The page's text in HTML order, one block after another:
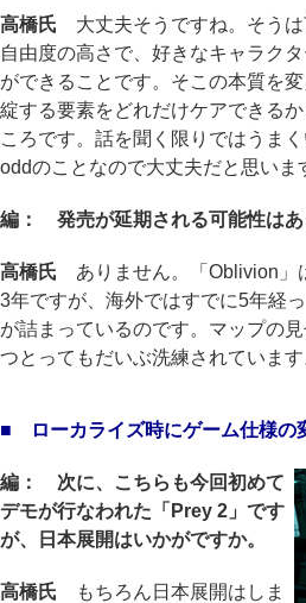
高橋氏 大丈夫そうですね。そう
自由度の高さで、好きなキャラク
ができることです。そこの本質を
綻する要素をどれだけケアできる
ころです。話を聞く限りではうま
oddのことなので大丈夫だと思いま
編： 発売が延期される可能性はあ
高橋氏 ありません。「Oblivion」
3年ですが、海外ではすでに5年経
が詰まっているのです。マップの
つとってもだいぶ洗練されています
■ ローカライズ時にゲーム仕様の
編： 次に、こちらも今回初めて
デモが行なわれた「Prey 2」です
が、日本展開はいかがですか。
高橋氏 もちろん日本展開はしま